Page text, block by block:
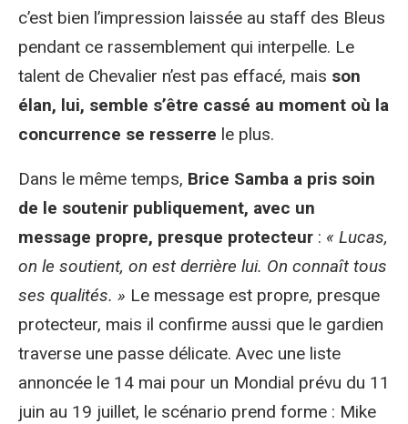
c’est bien l’impression laissée au staff des Bleus
pendant ce rassemblement qui interpelle. Le
talent de Chevalier n’est pas effacé, mais son
élan, lui, semble s’être cassé au moment où la
concurrence se resserre le plus.
Dans le même temps, Brice Samba a pris soin
de le soutenir publiquement, avec un
message propre, presque protecteur : « Lucas,
on le soutient, on est derrière lui. On connaît tous
ses qualités. » Le message est propre, presque
protecteur, mais il confirme aussi que le gardien
traverse une passe délicate. Avec une liste
annoncée le 14 mai pour un Mondial prévu du 11
juin au 19 juillet, le scénario prend forme : Mike